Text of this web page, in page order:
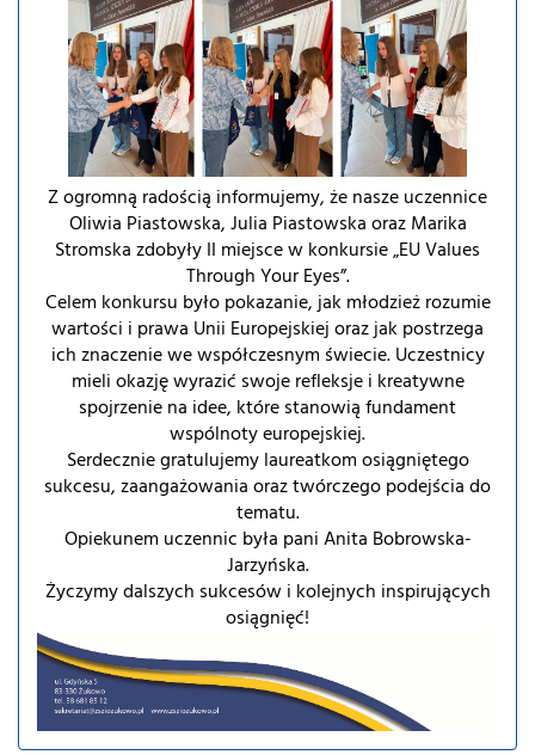
Z ogromną radością informujemy, że nasze uczennice
Oliwia Piastowska, Julia Piastowska oraz Marika
Stromska zdobyły II miejsce w konkursie „EU Values
Through Your Eyes”.
Celem konkursu było pokazanie, jak młodzież rozumie
wartości i prawa Unii Europejskiej oraz jak postrzega
ich znaczenie we współczesnym świecie. Uczestnicy
mieli okazję wyrazić swoje refleksje i kreatywne
spojrzenie na idee, które stanowią fundament
wspólnoty europejskiej.
Serdecznie gratulujemy laureatkom osiągniętego
sukcesu, zaangażowania oraz twórczego podejścia do
tematu.
Opiekunem uczennic była pani Anita Bobrowska-
Jarzyńska.
Życzymy dalszych sukcesów i kolejnych inspirujących
osiągnięć!